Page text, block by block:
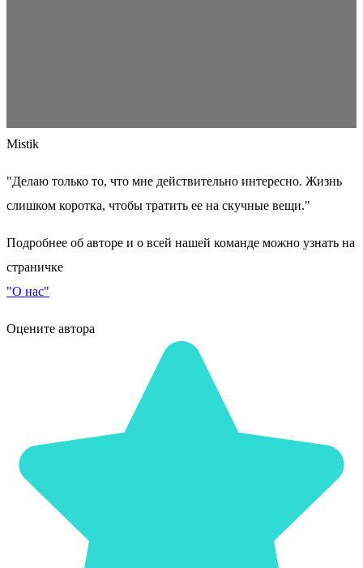
Mistik
"Делаю только то, что мне действительно интересно. Жизнь
слишком коротка, чтобы тратить ее на скучные вещи."
Подробнее об авторе и о всей нашей команде можно узнать на
страничке
"О нас"
Оцените автора